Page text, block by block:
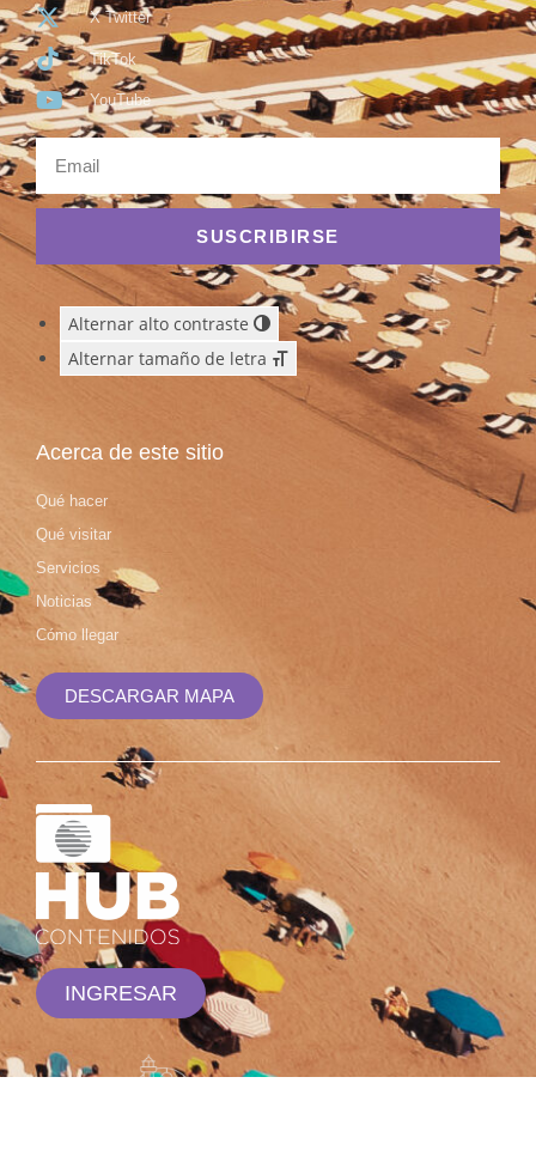
X Twitter
TikTok
YouTube
SUSCRIBIRSE
Alternar alto contraste
Alternar tamaño de letra
Acerca de este sitio
Qué hacer
Qué visitar
Servicios
Noticias
Cómo llegar
DESCARGAR MAPA
INGRESAR